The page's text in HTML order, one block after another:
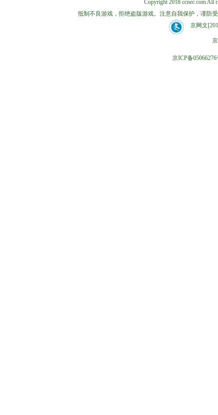
Copyright 2018 ccnec.com
抵制不良游戏，拒绝盗版游戏。注意自我保护，谨防
京网文
京ICP备05066276